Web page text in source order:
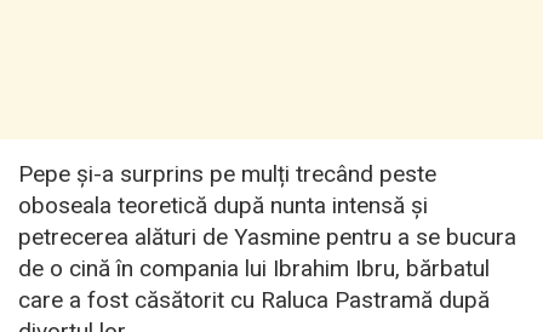
Pepe și-a surprins pe mulți trecând peste
oboseala teoretică după nunta intensă și
petrecerea alături de Yasmine pentru a se bucura
de o cină în compania lui Ibrahim Ibru, bărbatul
care a fost căsătorit cu Raluca Pastramă după